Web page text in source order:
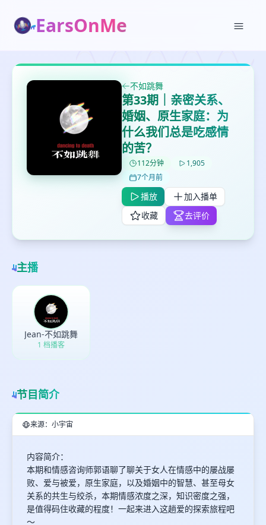
EarsOnMe
不如跳舞
第33期｜亲密关系、
婚姻、原生家庭：为
什么我们总是吃感情
的苦？
112分钟
1,905
7个月前
播放
加入播单
收藏
去评价
主播
Jean-不如跳舞
1 档播客
节目简介
来源：小宇宙
内容简介：
本期和情感咨询师郭语聊了聊关于女人在情感中的屡战屡
败、爱与被爱，原生家庭，以及婚姻中的智慧、甚至母女
关系的共生与绞杀，本期情感浓度之深，知识密度之强，
是值得码住收藏的程度！一起来进入这趟爱的探索旅程吧
～
打分
下
最长200字
删除确认
加入播单
创建